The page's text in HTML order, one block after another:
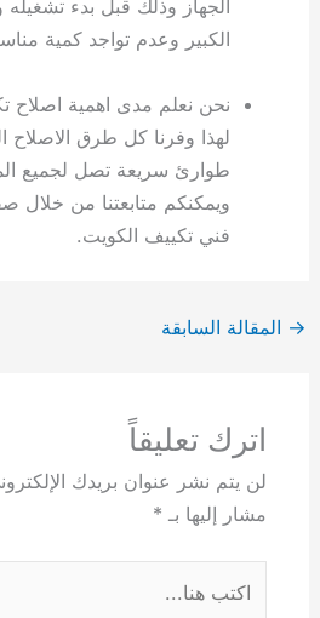
الجهاز وذلك قبل بدء
الكبير وعدم تواجد كمية
نحن نعلم مدى اهمية اصلاح
لهذا وفرنا كل طرق
طوارئ سريعة تصل لجميع
ويمكنكم متابعتنا من خلال
فني تكييف الكويت.
→ المقالة السابقة
اترك تعليقاً
لن يتم نشر عنوان بريدك
مشار إليها بـ *
هنا...